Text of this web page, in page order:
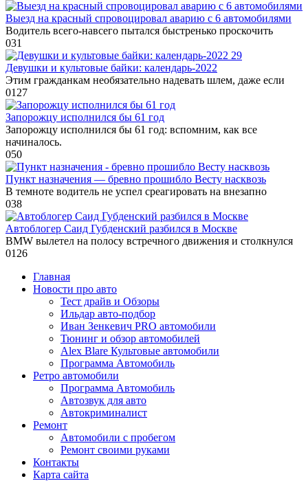
Выезд на красный спровоцировал аварию с 6 автомобилями
Водитель всего-навсего пытался быстренько проскочить
031
Девушки и культовые байки: календарь-2022
Этим гражданкам необязательно надевать шлем, даже если
0127
Запорожцу исполнился бы 61 год
Запорожцу исполнился бы 61 год: вспомним, как все
начиналось.
050
Пункт назначения — бревно прошибло Весту насквозь
В темноте водитель не успел среагировать на внезапно
038
Автоблогер Саид Губденский разбился в Москве
BMW вылетел на полосу встречного движения и столкнулся
0126
Главная
Новости про авто
Тест драйв и Обзоры
Ильдар авто-подбор
Иван Зенкевич PRO автомобили
Тюнинг и обзор автомобилей
Alex Blare Культовые автомобили
Программа Автомобиль
Ретро автомобили
Программа Автомобиль
Автозвук для авто
Автокриминалист
Ремонт
Автомобили с пробегом
Ремонт своими руками
Контакты
Карта сайта